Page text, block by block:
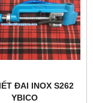
ĐAI INOX S262
YBICO